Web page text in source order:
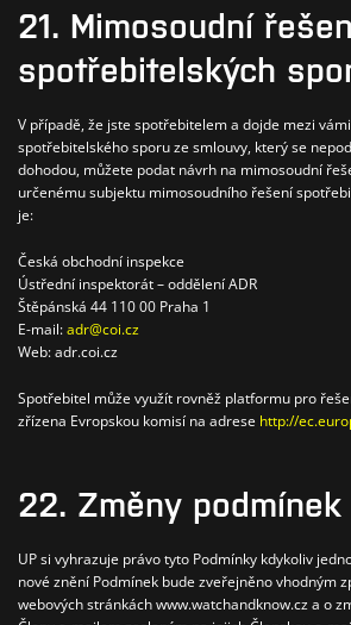
21. Mimosoudní
spotřebitelských
V případě, že jste spotřebitelem a dojde mezi
spotřebitelského sporu ze smlouvy, který se
dohodou, můžete podat návrh na mimosoudní
určenému subjektu mimosoudního řešení
je:
Česká obchodní inspekce
Ústřední inspektorát – oddělení ADR
Štěpánská 44 110 00 Praha 1
E-mail:adr@coi.cz
Web: adr.coi.cz
Spotřebitel může využít rovněž platformu pro
zřízena Evropskou komisí na adrese http://
22. Změny podmínek
UP si vyhrazuje právo tyto Podmínky kdykoliv
nové znění Podmínek bude zveřejněno vhodným
webových stránkách www.watchandknow.cz a o